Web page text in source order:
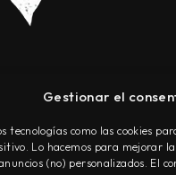
Gestionar el
tecnologías como las cookies
Lo hacemos para mejorar
(no) personalizados. El
TÉRMINOS Y